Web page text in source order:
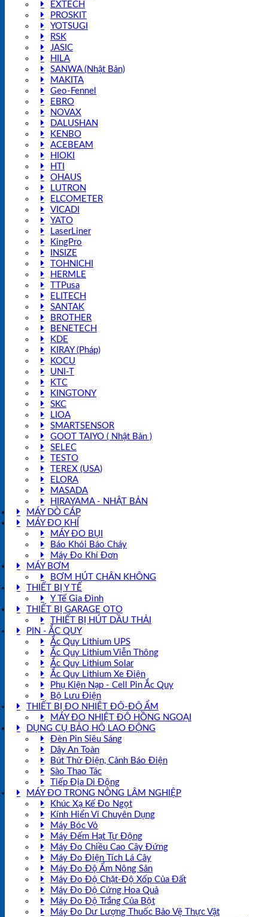
EXTECH
PROSKIT
YOTSUGI
RSK
JASIC
HILA
SANWA (Nhật Bản)
MAKITA
Geo-Fennel
EBRO
NOVAX
DALUSHAN
KENBO
ACEBEAM
HIOKI
HTI
OHAUS
LUTRON
ELCOMETER
VICADI
YATO
LaserLiner
KingPro
INSIZE
TOHNICHI
HERMLE
TTPusa
ELITECH
SANTAK
BROTHER
BENETECH
KDE
KIRAY (Pháp)
KOCU
UNI-T
KTC
KINGTONY
SKC
LIOA
SMARTSENSOR
GOOT TAIYO ( Nhật Bản )
SELEC
TESTO
TEREX (USA)
ELORA
MASADA
HIRAYAMA - NHẬT BẢN
MÁY DÒ CÁP
MÁY ĐO KHÍ
MÁY ĐO BỤI
Báo Khói Báo Cháy
Máy Đo Khí Đơn
MÁY BƠM
BƠM HÚT CHÂN KHÔNG
THIẾT BỊ Y TẾ
Y Tế Gia Đình
THIẾT BỊ GARAGE OTO
THIẾT BỊ HÚT DẦU THẢI
PIN - ẮC QUY
Ắc Quy Lithium UPS
Ắc Quy Lithium Viễn Thông
Ắc Quy Lithium Solar
Ắc Quy Lithium Xe Điện
Phụ Kiện Nạp - Cell Pin Ắc Quy
Bộ Lưu Điện
THIẾT BỊ ĐO NHIỆT ĐỘ-ĐỘ ẨM
MÁY ĐO NHIỆT ĐỘ HỒNG NGOẠI
DỤNG CỤ BẢO HỘ LAO ĐỘNG
Đèn Pin Siêu Sáng
Dây An Toàn
Bút Thử Điện, Cảnh Báo Điện
Sào Thao Tác
Tiếp Địa Di Động
MÁY ĐO TRONG NÔNG LÂM NGHIỆP
Khúc Xạ Kế Đo Ngọt
Kính Hiển Vi Chuyên Dụng
Máy Bóc Vỏ
Máy Đếm Hạt Tự Động
Máy Đo Chiều Cao Cây Đứng
Máy Đo Điện Tích Lá Cây
Máy Đo Độ Ẩm Nông Sản
Máy Đo Độ Chặt-Độ Xốp Của Đất
Máy Đo Độ Cứng Hoa Quả
Máy Đo Độ Trắng Của Bột
Máy Đo Dư Lượng Thuốc Bảo Vệ Thực Vật